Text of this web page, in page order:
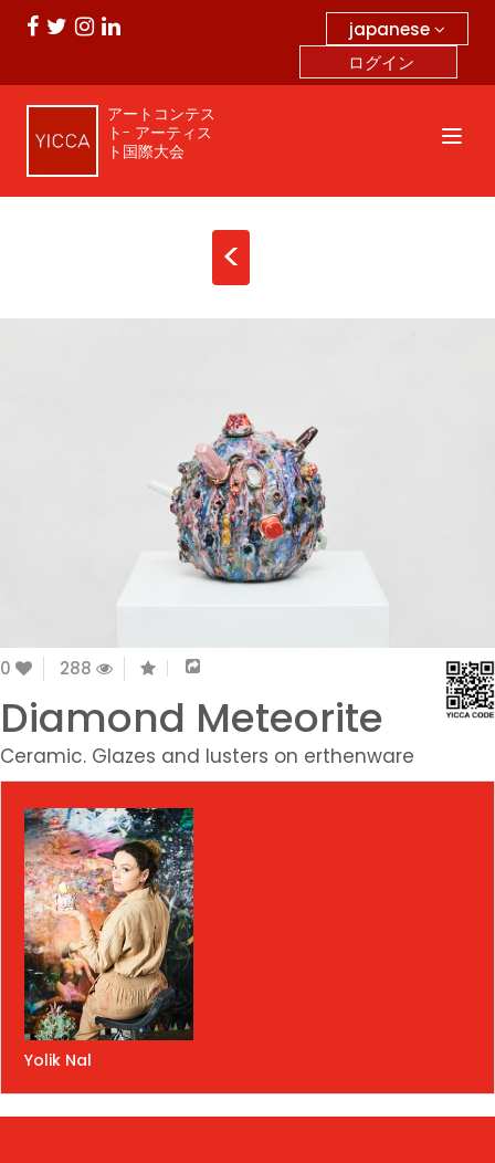
japanese
ログイン
アートコンテス
ト- アーティス
ト国際大会
<
0 288
Diamond Meteorite
Ceramic. Glazes and lusters on erthenware
Yolik Nal